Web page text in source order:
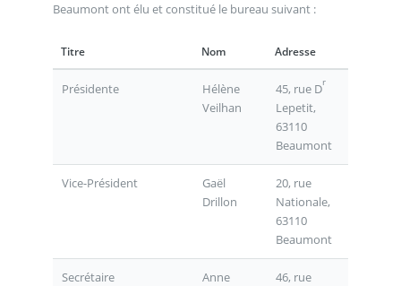
Beaumont ont élu et constitué le bureau suivant :
Titre Nom Adresse
Présidente
Hélène
Veilhan
45, rue Dr
Lepetit,
63110
Beaumont
Vice-Président
Gaël
Drillon
20, rue
Nationale,
63110
Beaumont
Secrétaire
Anne
46, rue